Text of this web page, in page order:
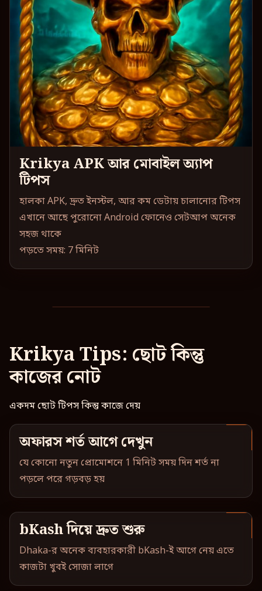
Krikya APK আর মোবাইল অ্যাপ
টিপস
হালকা APK, দ্রুত ইনস্টল, আর কম ডেটায় চালানোর টিপস
এখানে আছে পুরোনো Android ফোনেও সেটআপ অনেক
সহজ থাকে
পড়তে সময়: 7 মিনিট
Krikya Tips: ছোট কিন্তু
কাজের নোট
একদম ছোট টিপস কিন্তু কাজে দেয়
অফারস শর্ত আগে দেখুন
যে কোনো নতুন প্রোমোশনে 1 মিনিট সময় দিন শর্ত না
পড়লে পরে গড়বড় হয়
bKash দিয়ে দ্রুত শুরু
Dhaka-র অনেক ব্যবহারকারী bKash-ই আগে নেয় এতে
কাজটা খুবই সোজা লাগে